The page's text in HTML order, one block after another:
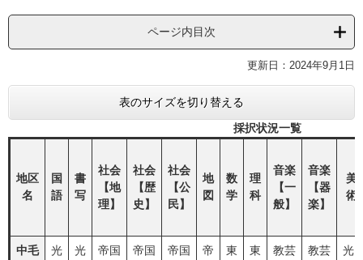
ページ内目次
更新日：2024年9月1日
表のサイズを切り替える
採択状況一覧
地区
名
国
語
書
写
社会
【地
理】
社会
【歴
史】
社会
【公
民】
地
図
数
学
理
科
音楽
【一
般】
音楽
【器
楽】
美
術
中毛
光
光
帝国 帝国 帝国
帝
東
東
教芸 教芸
光